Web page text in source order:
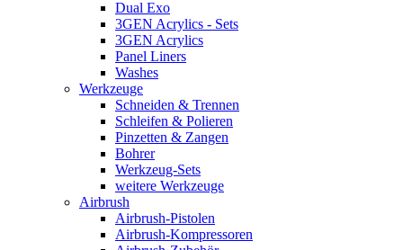
Dual Exo
3GEN Acrylics - Sets
3GEN Acrylics
Panel Liners
Washes
Werkzeuge
Schneiden & Trennen
Schleifen & Polieren
Pinzetten & Zangen
Bohrer
Werkzeug-Sets
weitere Werkzeuge
Airbrush
Airbrush-Pistolen
Airbrush-Kompressoren